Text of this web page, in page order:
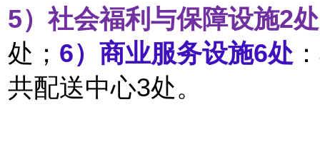
5） 社会福利与保障设施2处
处； 6） 商业服务设施6处
共配送中心3处。